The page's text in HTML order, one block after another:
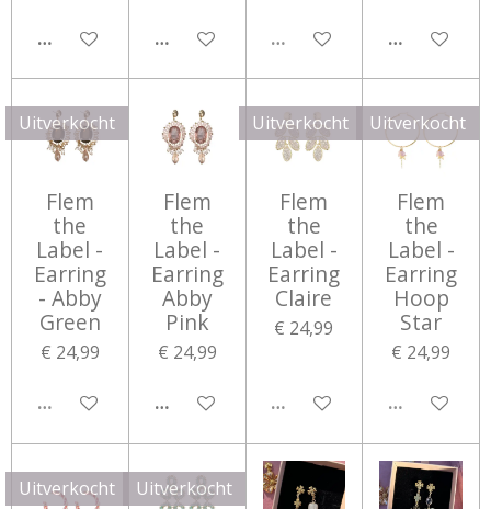
IN WINKELWAGENIN WINKELWAGENUITVERKOCHTIN
Uitverkocht
Flem
the
Label -
Earring
- Abby
Green
€ 24,99
UITVERKOCHT
Flem
the
Label -
Earring
Abby
Pink
€ 24,99
IN WINKELWAGEN
Uitverkocht
Flem
the
Label -
Earring
Claire
€ 24,99
UITVERKOCHT
Uitverkocht
Flem
the
Label -
Earring
Hoop
Star
€ 24,99
Uitverkocht Uitverkocht